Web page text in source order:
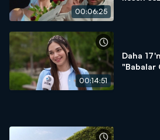
00:06:25
00:14:51
Daha
"Babalar